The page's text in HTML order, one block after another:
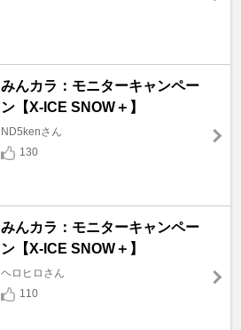
みんカラ：モニターキャンペー
ン【X-ICE SNOW＋】
ND5kenさん
130
みんカラ：モニターキャンペー
ン【X-ICE SNOW＋】
ヘロヒロさん
110